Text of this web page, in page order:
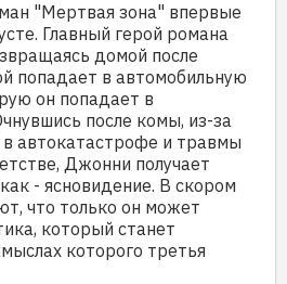
"Мертвая зона" впервые
Главный герой романа
домой после
попадает в автомобильную
он попадает в
после комы, из-за
автокатастрофе и травмы
Джонни получает
- ясновидение. В скором
что только он может
который станет
которого третья